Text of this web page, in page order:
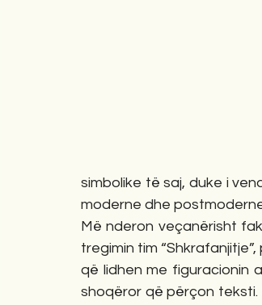
simbolike të saj, duke i
moderne dhe
Më nderon veçanërisht
tregimin tim
që lidhen me figuracionin
shoqëror që përçon